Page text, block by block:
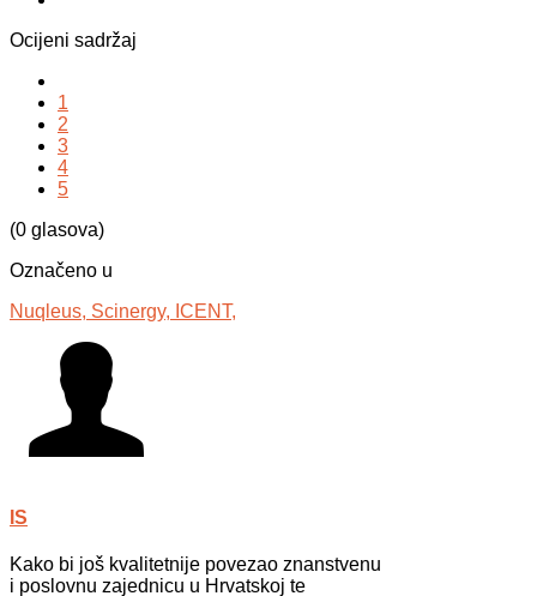
Ocijeni sadržaj
1
2
3
4
5
(0 glasova)
Označeno u
Nuqleus, Scinergy, ICENT,
IS
Kako bi još kvalitetnije povezao znanstvenu
i poslovnu zajednicu u Hrvatskoj te